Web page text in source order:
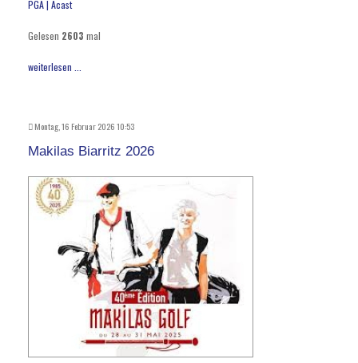
PGA | Acast
Gelesen 2603 mal
weiterlesen ...
Montag, 16 Februar 2026 10:53
Makilas Biarritz 2026